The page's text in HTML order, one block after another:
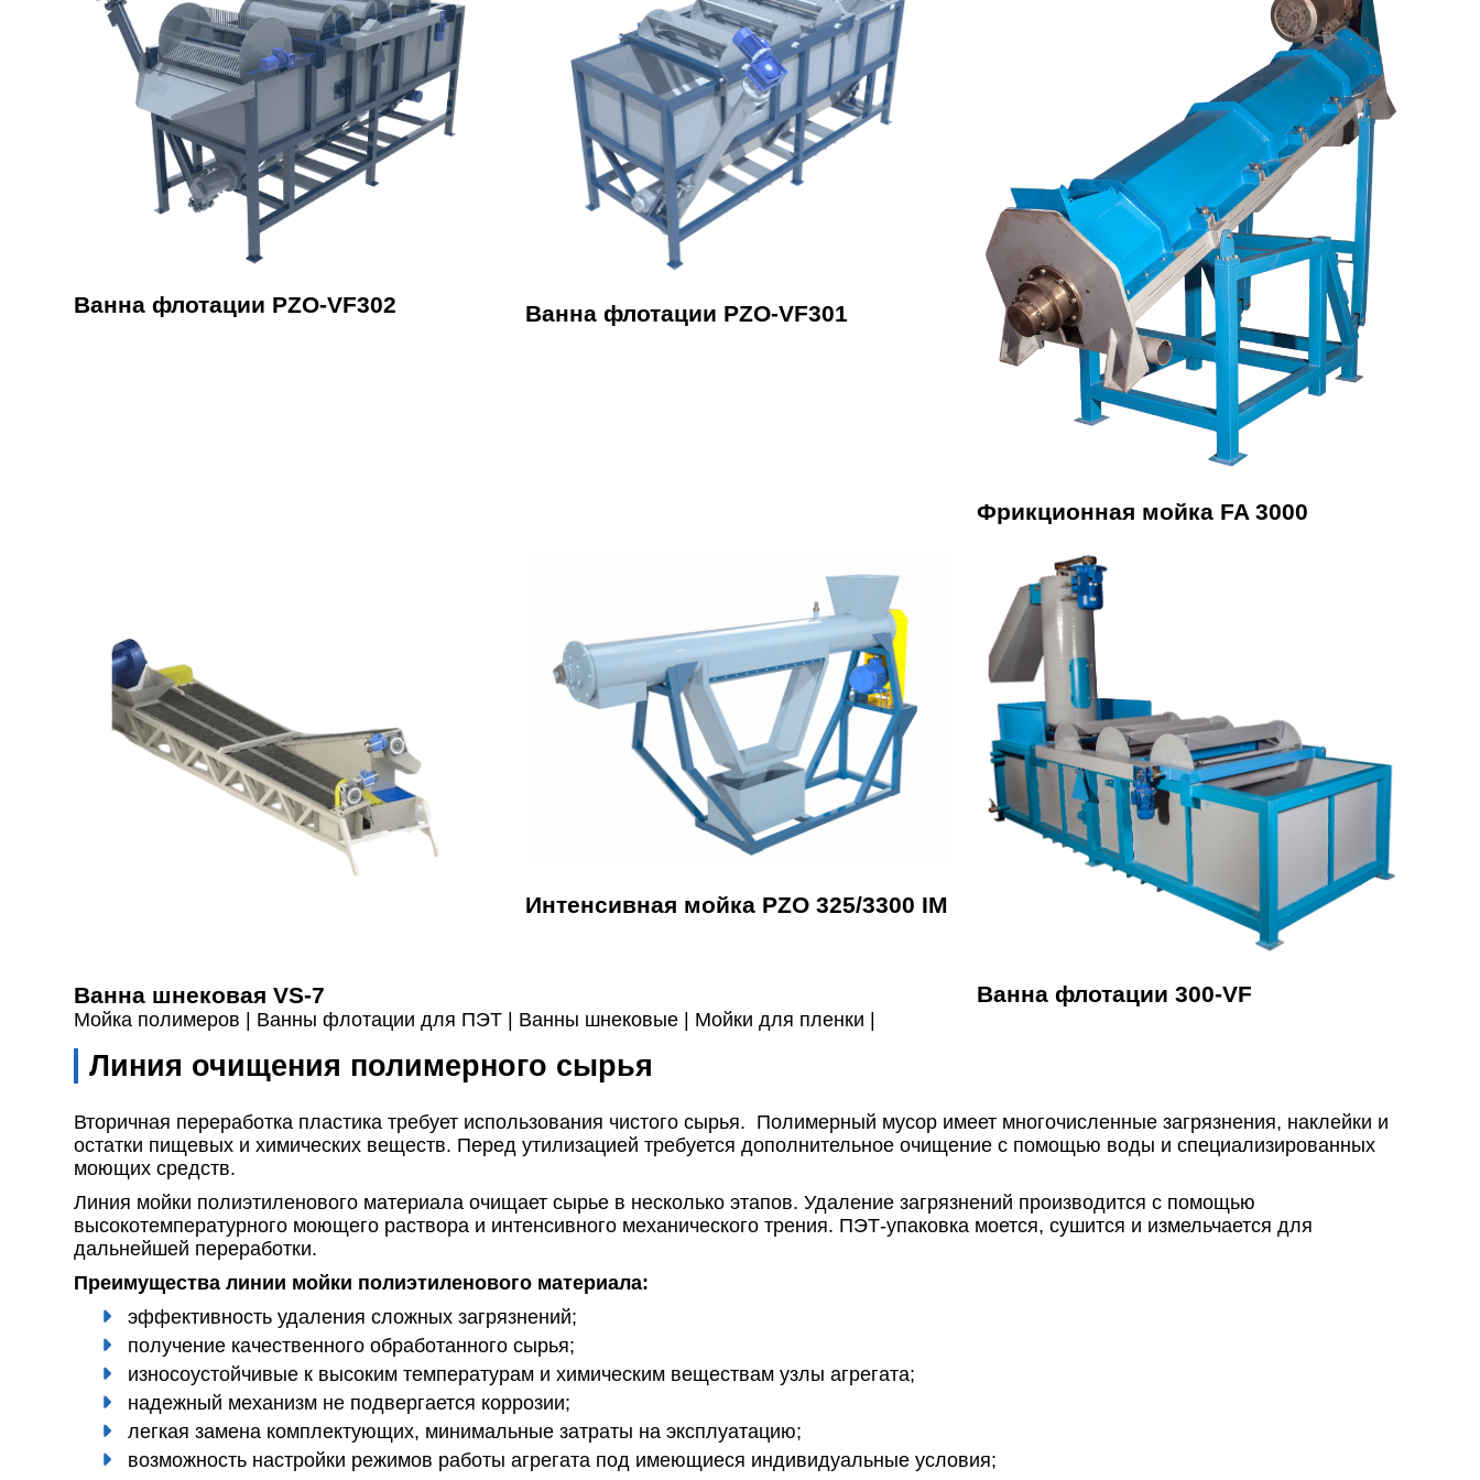
Ванна флотации PZO-VF302 Ванна флотации PZO-VF301
Фрикционная мойка FA 3000
Ванна шнековая VS-7
Интенсивная мойка PZO 325/3300 IM
Ванна флотации 300-VF
Мойка полимеров | Ванны флотации для ПЭТ | Ванны шнековые | Мойки для пленки |
Линия очищения полимерного сырья
Вторичная переработка пластика требует использования чистого сырья. Полимерный мусор имеет многочисленные загрязнения, наклейки и
остатки пищевых и химических веществ. Перед утилизацией требуется дополнительное очищение с помощью воды и специализированных
моющих средств.
Линия мойки полиэтиленового материала очищает сырье в несколько этапов. Удаление загрязнений производится с помощью
высокотемпературного моющего раствора и интенсивного механического трения. ПЭТ-упаковка моется, сушится и измельчается для
дальнейшей переработки.
Преимущества линии мойки полиэтиленового материала:
эффективность удаления сложных загрязнений;
получение качественного обработанного сырья;
износоустойчивые к высоким температурам и химическим веществам узлы агрегата;
надежный механизм не подвергается коррозии;
легкая замена комплектующих, минимальные затраты на эксплуатацию;
возможность настройки режимов работы агрегата под имеющиеся индивидуальные условия;